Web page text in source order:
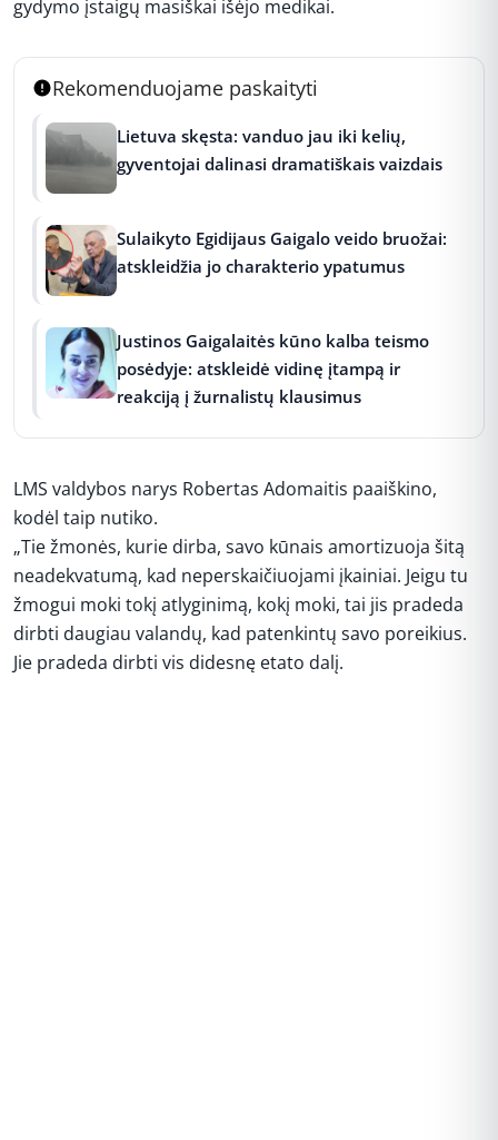
gydymo įstaigų masiškai išėjo medikai.
Rekomenduojame paskaityti
Lietuva skęsta: vanduo jau iki kelių,
gyventojai dalinasi dramatiškais vaizdais
Sulaikyto Egidijaus Gaigalo veido bruožai:
atskleidžia jo charakterio ypatumus
Justinos Gaigalaitės kūno kalba teismo
posėdyje: atskleidė vidinę įtampą ir
reakciją į žurnalistų klausimus
LMS valdybos narys Robertas Adomaitis paaiškino,
kodėl taip nutiko.
„Tie žmonės, kurie dirba, savo kūnais amortizuoja šitą
neadekvatumą, kad neperskaičiuojami įkainiai. Jeigu tu
žmogui moki tokį atlyginimą, kokį moki, tai jis pradeda
dirbti daugiau valandų, kad patenkintų savo poreikius.
Jie pradeda dirbti vis didesnę etato dalį.